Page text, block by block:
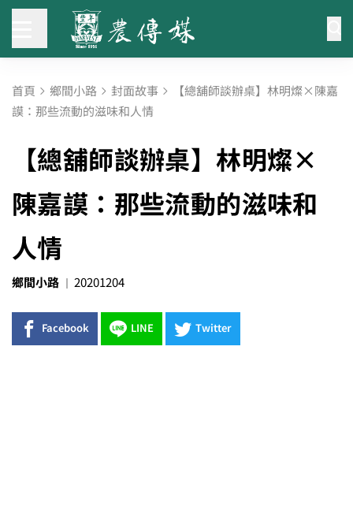
首頁 鄉間小路 封面故事 【總舖師談辦桌】林明燦×陳嘉
謨：那些流動的滋味和人情
【總舖師談辦桌】林明燦×
陳嘉謨：那些流動的滋味和
人情
鄉間小路 20201204
Facebook LINE Twitter